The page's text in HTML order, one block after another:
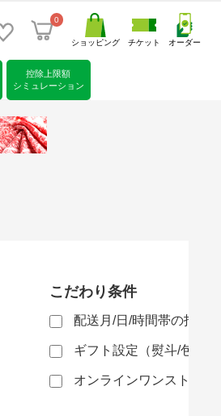
0
ショッピング チケット オーダー
控除上限額
シミュレーション
こだわり条件
配送月/日/時間帯の指定
ギフト設定（熨斗/包装
オンラインワンストップ